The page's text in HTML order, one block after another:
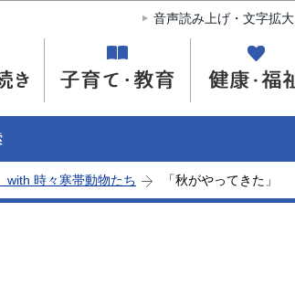
このページの本文へ移動
音声読み上げ・文字拡大
時々寒帯動物たち 「秋がやってきた」